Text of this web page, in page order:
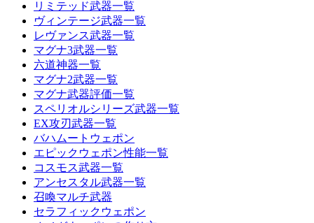
リミテッド武器一覧
ヴィンテージ武器一覧
レヴァンス武器一覧
マグナ3武器一覧
六道神器一覧
マグナ2武器一覧
マグナ武器評価一覧
スペリオルシリーズ武器一覧
EX攻刃武器一覧
バハムートウェポン
エピックウェポン性能一覧
コスモス武器一覧
アンセスタル武器一覧
召喚マルチ武器
セラフィックウェポン